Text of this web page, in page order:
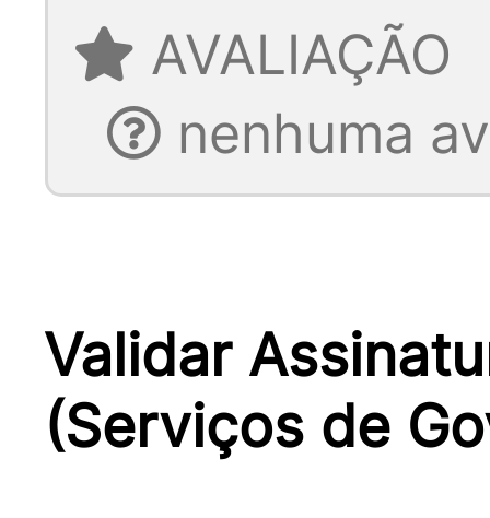
AVALIAÇÃO
nenhuma
Validar
(Serviços de